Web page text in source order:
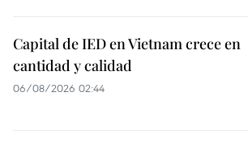
Capital de IED en Vietnam crece en
cantidad y calidad
06/08/2026 02:44